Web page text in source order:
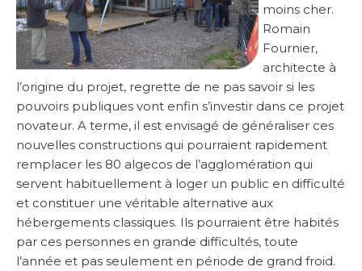
moins cher.
Romain
Fournier,
architecte à
l’origine du projet, regrette de ne pas savoir si les
pouvoirs publiques vont enfin s’investir dans ce projet
novateur. A terme, il est envisagé de généraliser ces
nouvelles constructions qui pourraient rapidement
remplacer les 80 algecos de l’agglomération qui
servent habituellement à loger un public en difficulté
et constituer une véritable alternative aux
hébergements classiques. Ils pourraient être habités
par ces personnes en grande difficultés, toute
l’année et pas seulement en période de grand froid.